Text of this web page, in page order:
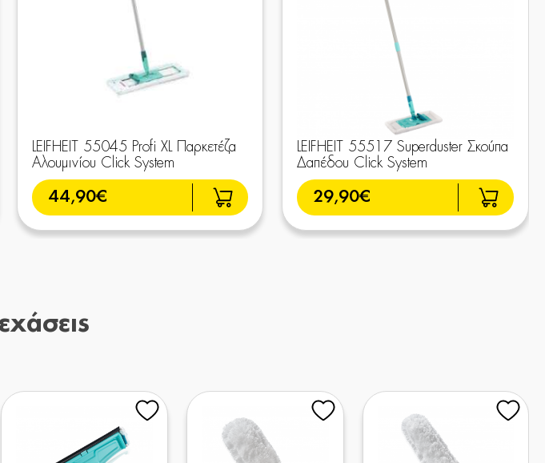
LEIFHEIT 55045 Profi XL Παρκετέζα
Αλουμινίου Click System
44,90€
LEIFHEIT 55517 Superduster Σκούπα
Δαπέδου Click System
29,90€